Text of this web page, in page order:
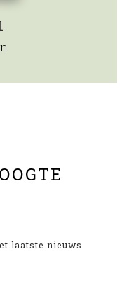
laatste nieuws